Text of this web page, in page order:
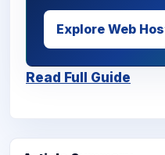
Explore Web
Read Full Guide